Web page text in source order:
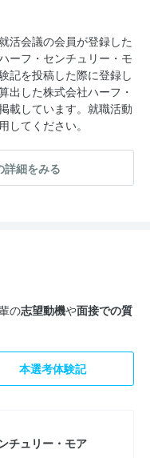
活会議の会員が登録した
ーフ・センチュリー・モ
記を投稿した際に登録し
出した株式会社ハーフ・
載しています。就職活動
してください。
詳細をみる
の志望動機や面接での質
本選考体験記
チュリー・モア